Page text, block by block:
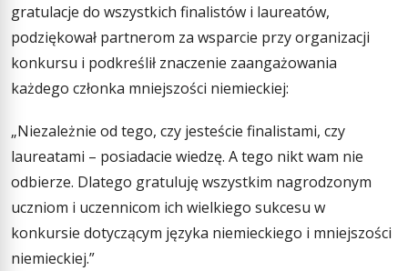
gratulacje do wszystkich finalistów i laureatów,
podziękował partnerom za wsparcie przy organizacji
konkursu i podkreślił znaczenie zaangażowania
każdego członka mniejszości niemieckiej:
„Niezależnie od tego, czy jesteście finalistami, czy
laureatami – posiadacie wiedzę. A tego nikt wam nie
odbierze. Dlatego gratuluję wszystkim nagrodzonym
uczniom i uczennicom ich wielkiego sukcesu w
konkursie dotyczącym języka niemieckiego i mniejszości
niemieckiej.”